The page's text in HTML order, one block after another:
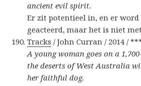
ancient evil spirit.
Er zit potentieel in, en er word
geacteerd, maar het is niet
Tracks / John Curran / 2014 /
A young woman goes on a
the deserts of West Australia
her faithful dog.